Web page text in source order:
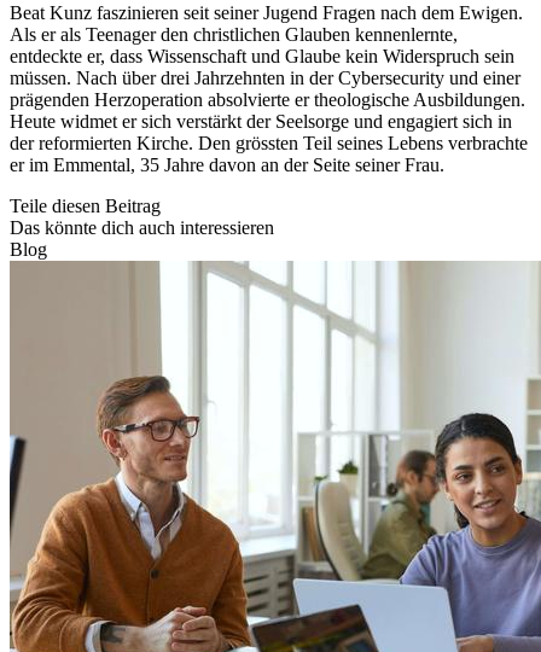
Beat Kunz faszinieren seit seiner Jugend Fragen nach dem Ewigen.
Als er als Teenager den christlichen Glauben kennenlernte,
entdeckte er, dass Wissenschaft und Glaube kein Widerspruch sein
müssen. Nach über drei Jahrzehnten in der Cybersecurity und einer
prägenden Herzoperation absolvierte er theologische Ausbildungen.
Heute widmet er sich verstärkt der Seelsorge und engagiert sich in
der reformierten Kirche. Den grössten Teil seines Lebens verbrachte
er im Emmental, 35 Jahre davon an der Seite seiner Frau.
Teile diesen Beitrag
Das könnte dich auch interessieren
Blog